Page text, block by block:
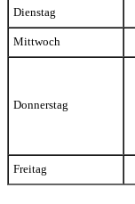
Dienstag
Mittwoch
Donnerstag
Freitag